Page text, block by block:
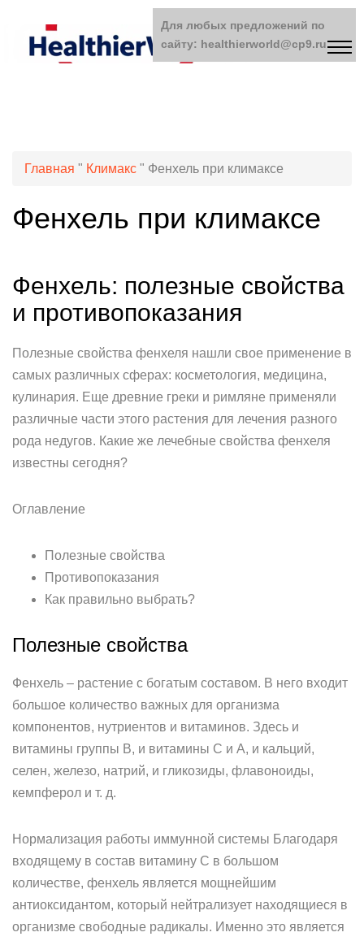
Главная " Климакс " Фенхель при климаксе
Фенхель при климаксе
Фенхель: полезные свойства
и противопоказания
Полезные свойства фенхеля нашли свое применение в
самых различных сферах: косметология, медицина,
кулинария. Еще древние греки и римляне применяли
различные части этого растения для лечения разного
рода недугов. Какие же лечебные свойства фенхеля
известны сегодня?
Оглавление
Полезные свойства
Противопоказания
Как правильно выбрать?
Полезные свойства
Фенхель – растение с богатым составом. В него входит
большое количество важных для организма
компонентов, нутриентов и витаминов. Здесь и
витамины группы B, и витамины C и A, и кальций,
селен, железо, натрий, и гликозиды, флавоноиды,
кемпферол и т. д.
Нормализация работы иммунной системы Благодаря
входящему в состав витамину C в большом
количестве, фенхель является мощнейшим
антиоксидантом, который нейтрализует находящиеся в
организме свободные радикалы. Именно это является
Для любых предложений по
сайту: healthierworld@cp9.ru